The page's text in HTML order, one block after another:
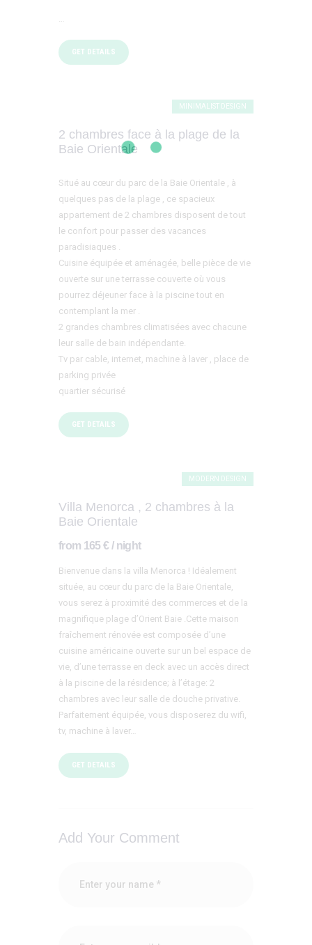
GET DETAILS
MINIMALIST DESIGN
2 chambres face à la plage de la
Baie Orientale
Situé au cœur du parc de la Baie Orientale , à
quelques pas de la plage , ce spacieux
appartement de 2 chambres disposent de tout
le confort pour passer des vacances
paradisiaques .
Cuisine équipée et aménagée, belle pièce de vie
ouverte sur une terrasse couverte où vous
pourrez déjeuner face à la piscine tout en
contemplant la mer .
2 grandes chambres climatisées avec chacune
leur salle de bain indépendante.
Tv par cable, internet, machine à laver , place de
parking privée
quartier sécurisé
GET DETAILS
MODERN DESIGN
Villa Menorca , 2 chambres à la
Baie Orientale
from 165 € / night
Bienvenue dans la villa Menorca ! Idéalement
située, au cœur du parc de la Baie Orientale,
vous serez à proximité des commerces et de la
magnifique plage d’Orient Baie .Cette maison
fraîchement rénovée est composée d’une
cuisine américaine ouverte sur un bel espace de
vie, d’une terrasse en deck avec un accès direct
à la piscine de la résidence; à l’étage: 2
chambres avec leur salle de douche privative.
Parfaitement équipée, vous disposerez du wifi,
tv, machine à laver…
GET DETAILS
Add Your Comment